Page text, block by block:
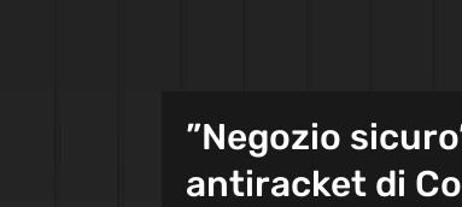
”Negozio
antiracket di